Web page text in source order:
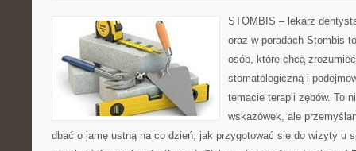
STOMBIS – lekarz
oraz w poradach Stombis
osób, które chcą
stomatologiczną i
temacie terapii zębów. To
wskazówek, ale
dbać o jamę ustną na co dzień, jak przygotować się do wizyty u